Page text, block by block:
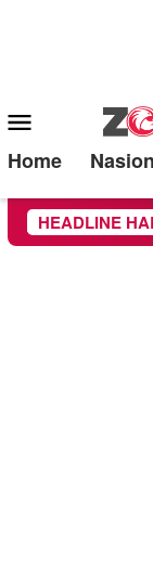
Mobile
Menu
Home
HEADLINE
Diperiksa